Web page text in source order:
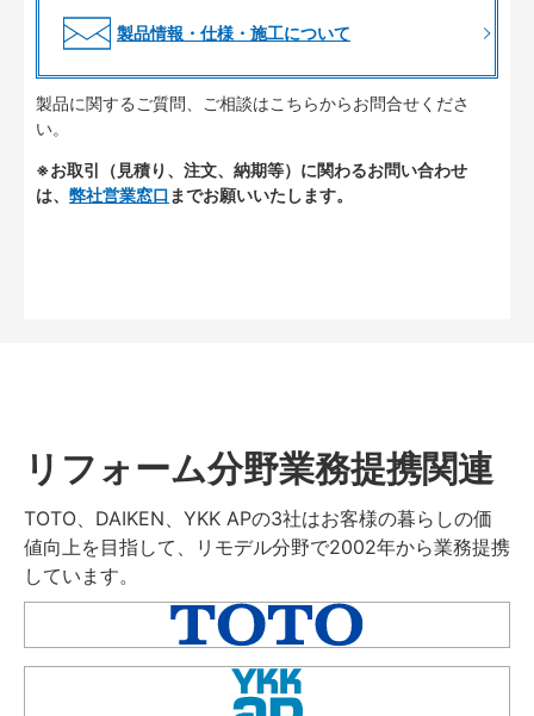
製品情報・仕様・施工について
製品に関するご質問、ご相談はこちらからお問合せくださ
い。
※お取引（見積り、注文、納期等）に関わるお問い合わせ
は、 弊社営業窓口 までお願いいたします。
リフォーム分野業務提携関連
TOTO、DAIKEN、YKK APの3社はお客様の暮らしの価
値向上を目指して、リモデル分野で2002年から業務提携
しています。